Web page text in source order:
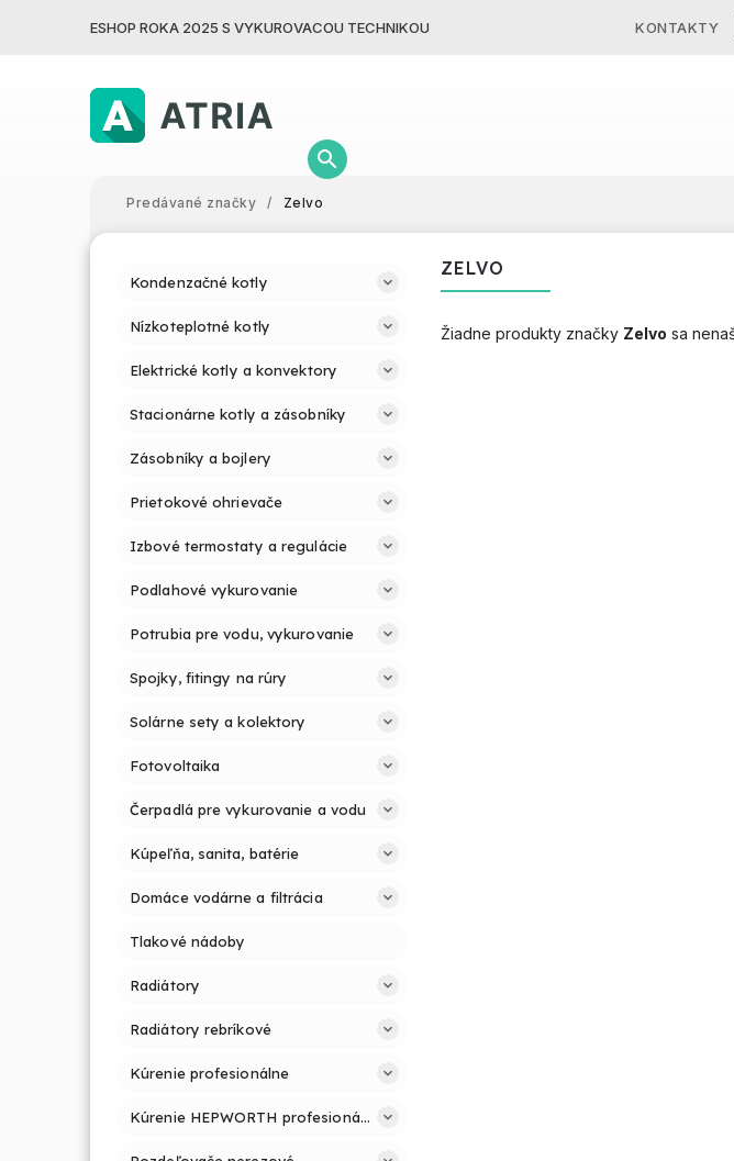
ESHOP ROKA 2025 S VYKUROVACOU TECHNIKOU KONTAKTY
Predávané značky / Zelvo
Kondenzačné kotly
Nízkoteplotné kotly
Elektrické kotly a konvektory
Stacionárne kotly a zásobníky
Zásobníky a bojlery
Prietokové ohrievače
Izbové termostaty a regulácie
Podlahové vykurovanie
Potrubia pre vodu, vykurovanie
Spojky, fitingy na rúry
Solárne sety a kolektory
Fotovoltaika
Čerpadlá pre vykurovanie a vodu
Kúpeľňa, sanita, batérie
Domáce vodárne a filtrácia
Tlakové nádoby
Radiátory
Radiátory rebríkové
Kúrenie profesionálne
Kúrenie HEPWORTH profesionálne a jednoducho
ZELVO
Žiadne produkty značky Zelvo sa